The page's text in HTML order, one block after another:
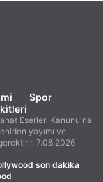
Spor
Eserleri Kanunu'na
yayımı ve
7.08.2026
son dakika